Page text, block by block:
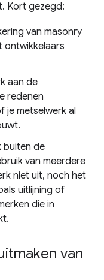
Kort gezegd:
van masonry
ontwikkelaars
aan de
redenen
je metselwerk al
buiten de
van meerdere
niet uit, noch het
uitlijning of
die in
van